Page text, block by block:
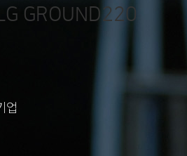
업
GROUND220